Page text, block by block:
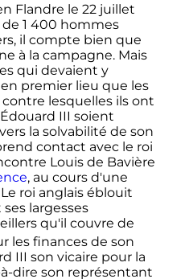
Flandre le 22 juillet
de 1 400 hommes
il compte bien que
à la campagne. Mais
qui devaient y
premier lieu que les
lesquelles ils ont
Édouard III soient
la solvabilité de son
contact avec le roi
Louis de Bavière
, au cours d'une
roi anglais éblouit
largesses
qu'il couvre de
les finances de son
III son vicaire pour la
dire son représentant